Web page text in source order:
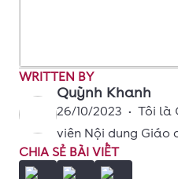
WRITTEN BY
Quỳnh Khanh
26/10/2023 • Tôi là
viên Nội dung Giáo
CHIA SẺ BÀI VIẾT